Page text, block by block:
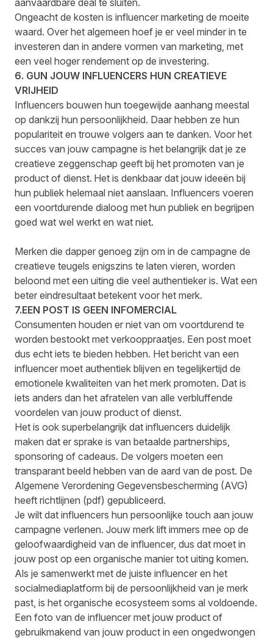
Ongeacht de kosten is influencer marketing de moeite
waard. Over het algemeen hoef je er veel minder in te
investeren dan in andere vormen van marketing, met
een veel hoger rendement op de investering.
6. GUN JOUW INFLUENCERS HUN CREATIEVE
VRIJHEID
Influencers bouwen hun toegewijde aanhang meestal
op dankzij hun persoonlijkheid. Daar hebben ze hun
populariteit en trouwe volgers aan te danken. Voor het
succes van jouw campagne is het belangrijk dat je ze
creatieve zeggenschap geeft bij het promoten van je
product of dienst. Het is denkbaar dat jouw ideeën bij
hun publiek helemaal niet aanslaan. Influencers voeren
een voortdurende dialoog met hun publiek en begrijpen
goed wat wel werkt en wat niet.
Merken die dapper genoeg zijn om in de campagne de
creatieve teugels enigszins te laten vieren, worden
beloond met een uiting die veel authentieker is. Wat een
beter eindresultaat betekent voor het merk.
7.EEN POST IS GEEN INFOMERCIAL
Consumenten houden er niet van om voortdurend te
worden bestookt met verkooppraatjes. Een post moet
dus echt iets te bieden hebben. Het bericht van een
influencer moet authentiek blijven en tegelijkertijd de
emotionele kwaliteiten van het merk promoten. Dat is
iets anders dan het afratelen van alle verbluffende
voordelen van jouw product of dienst.
Het is ook superbelangrijk dat influencers duidelijk
maken dat er sprake is van betaalde partnerships,
sponsoring of cadeaus. De volgers moeten een
transparant beeld hebben van de aard van de post. De
Algemene Verordening Gegevensbescherming (AVG)
heeft richtlijnen (pdf) gepubliceerd.
Je wilt dat influencers hun persoonlijke touch aan jouw
campagne verlenen. Jouw merk lift immers mee op de
geloofwaardigheid van de influencer, dus dat moet in
jouw post op een organische manier tot uiting komen.
Als je samenwerkt met de juiste influencer en het
socialmediaplatform bij de persoonlijkheid van je merk
past, is het organische ecosysteem soms al voldoende.
Een foto van de influencer met jouw product of
gebruikmakend van jouw product in een ongedwongen